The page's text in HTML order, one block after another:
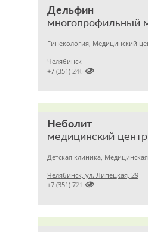
Дельфин
Челябинск

+7 (351) 2460006
Неболит
медицинский центр
Челябинск, ул. Липецкая, 29

+7 (351) 7212891